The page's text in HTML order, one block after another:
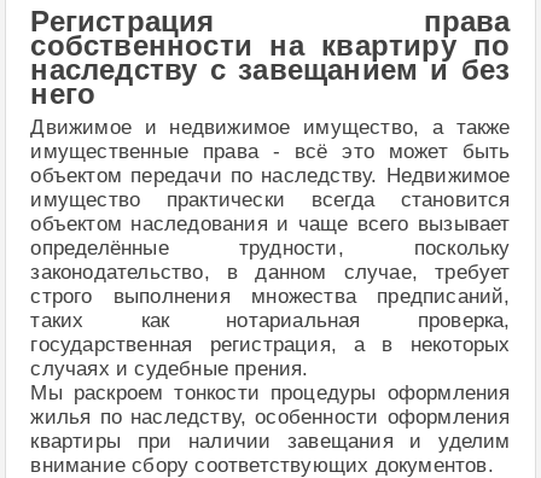
Регистрация права
собственности на квартиру по
наследству с завещанием и без
него
Движимое и недвижимое имущество, а также
имущественные права - всё это может быть
объектом передачи по наследству. Недвижимое
имущество практически всегда становится
объектом наследования и чаще всего вызывает
определённые трудности, поскольку
законодательство, в данном случае, требует
строго выполнения множества предписаний,
таких как нотариальная проверка,
государственная регистрация, а в некоторых
случаях и судебные прения.
Мы раскроем тонкости процедуры оформления
жилья по наследству, особенности оформления
квартиры при наличии завещания и уделим
внимание сбору соответствующих документов.